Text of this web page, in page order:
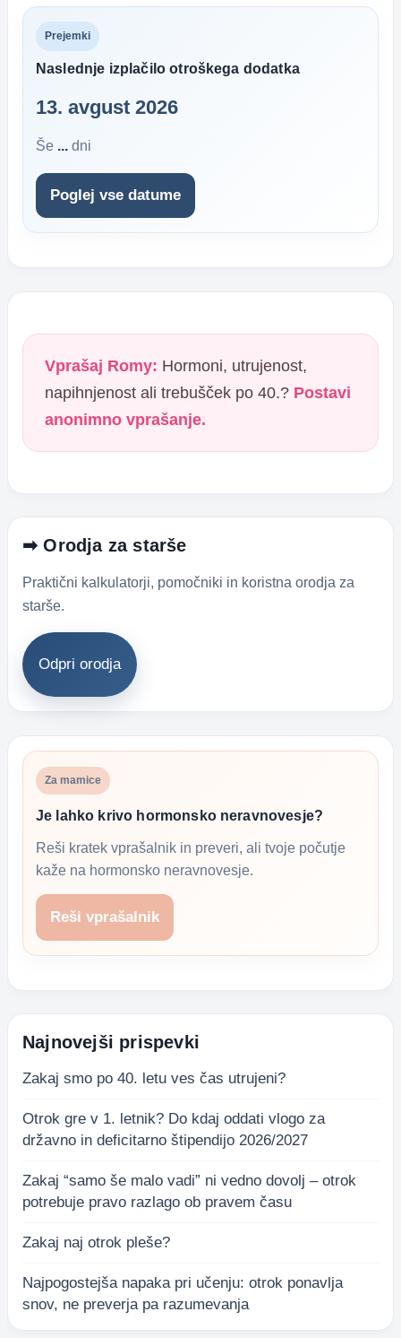
Prejemki
Naslednje izplačilo otroškega dodatka
13. avgust 2026
Še ... dni
Poglej vse datume
Vprašaj Romy: Hormoni, utrujenost,
napihnjenost ali trebušček po 40.? Postavi
anonimno vprašanje.
➡ Orodja za starše
Praktični kalkulatorji, pomočniki in koristna orodja za
starše.
Odpri orodja
Za mamice
Je lahko krivo hormonsko neravnovesje?
Reši kratek vprašalnik in preveri, ali tvoje počutje
kaže na hormonsko neravnovesje.
Reši vprašalnik
Najnovejši prispevki
Zakaj smo po 40. letu ves čas utrujeni?
Otrok gre v 1. letnik? Do kdaj oddati vlogo za
državno in deficitarno štipendijo 2026/2027
Zakaj “samo še malo vadi” ni vedno dovolj – otrok
potrebuje pravo razlago ob pravem času
Zakaj naj otrok pleše?
Najpogostejša napaka pri učenju: otrok ponavlja
snov, ne preverja pa razumevanja